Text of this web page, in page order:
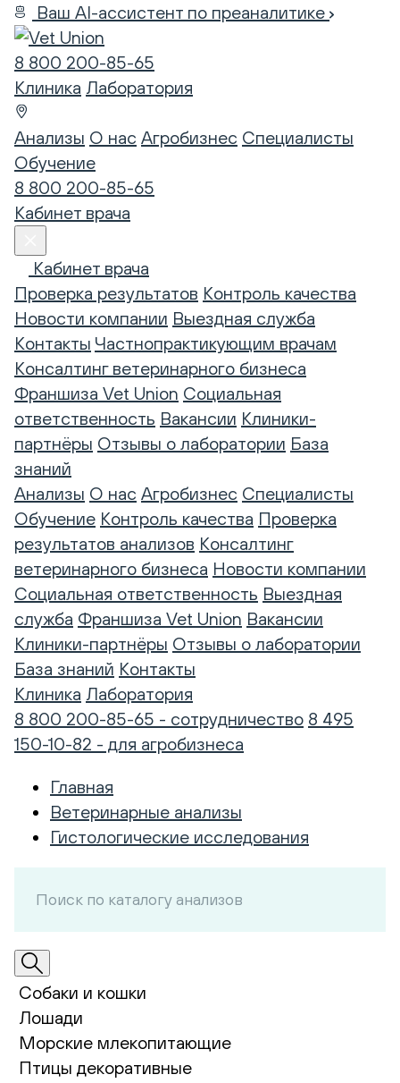
Ваш AI-ассистент по преаналитике
8 800 200-85-65
Клиника Лаборатория
Анализы О нас Агробизнес Специалисты
Обучение
8 800 200-85-65
Кабинет врача
Кабинет врача
Проверка результатов Контроль качества
Новости компании Выездная служба
Контакты Частнопрактикующим врачам
Консалтинг ветеринарного бизнеса
Франшиза Vet Union Социальная
ответственность Вакансии Клиники-
партнёры Отзывы о лаборатории База
знаний
Анализы О нас Агробизнес Специалисты
Обучение Контроль качества Проверка
результатов анализов Консалтинг
ветеринарного бизнеса Новости компании
Социальная ответственность Выездная
служба Франшиза Vet Union Вакансии
Клиники-партнёры Отзывы о лаборатории
База знаний Контакты
Клиника Лаборатория
8 800 200-85-65 - сотрудничество 8 495
150-10-82 - для агробизнеса
Главная
Ветеринарные анализы
Гистологические исследования
Собаки и кошки
Лошади
Морские млекопитающие
Птицы декоративные